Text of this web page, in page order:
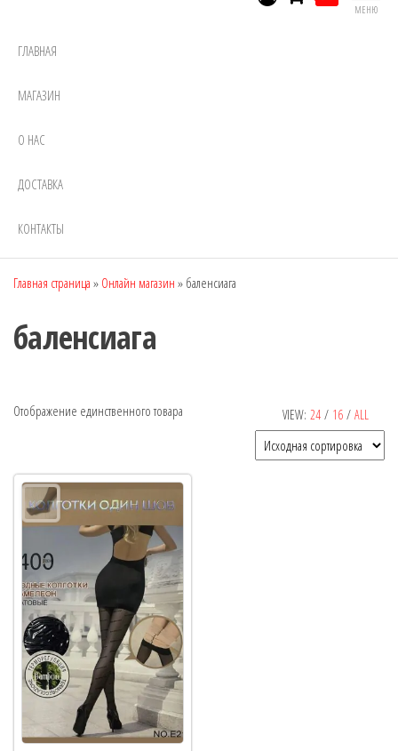
МЕНЮ
ГЛАВНАЯ
МАГАЗИН
О НАС
ДОСТАВКА
КОНТАКТЫ
Главная страница » Онлайн магазин » баленсиага
баленсиага
Рекомендуемый продукт
Категории товаров
VIEW: 24 / 16 / ALL
Отображение единственного товара